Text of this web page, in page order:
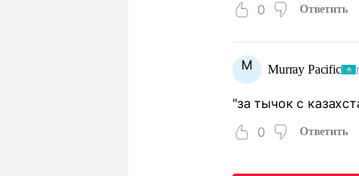
0
Ответить
M Murray Pacific
"за тычок с
0
Ответить